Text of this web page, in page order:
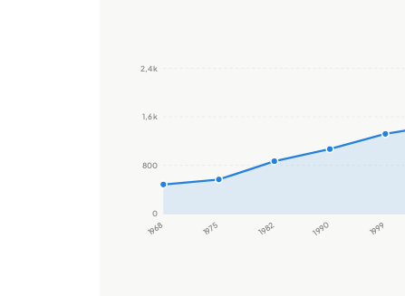
0
800
1,6 k
2,4 k
1968 1975 1982 1990 1999